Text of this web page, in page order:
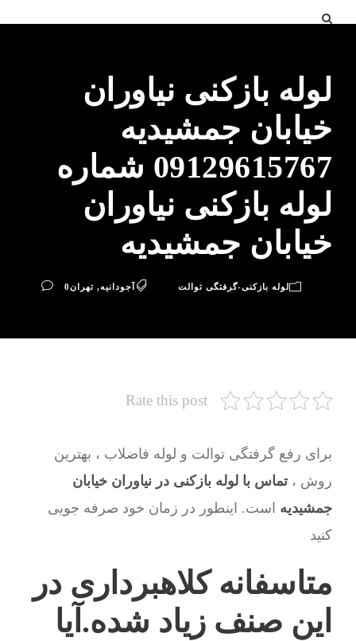
لوله بازکنی نیاوران
خیابان جمشیدیه
09129615767 شماره
لوله بازکنی نیاوران
خیابان جمشیدیه
لوله بازکنی-گرفتگی توالت آجودانیه, تهران0
Rate this post
برای رفع گرفتگی توالت و لوله فاضلاب ، بهترین
روش ،تماس با لوله بازکنی در نیاوران خیابان
جمشیدیه است. اینطور در زمان خود صرفه جویی
کنید
متاسفانه کلاهبرداری در
این صنف زیاد شده.آیا